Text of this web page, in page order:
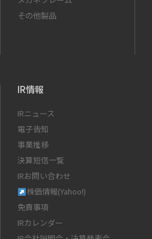
その他製品
IR情報
IRニュース
電子告知
事業推移
決算短信一覧
IRお問い合わせ
株価情報(Yahoo!)
免責事項
IRカレンダー